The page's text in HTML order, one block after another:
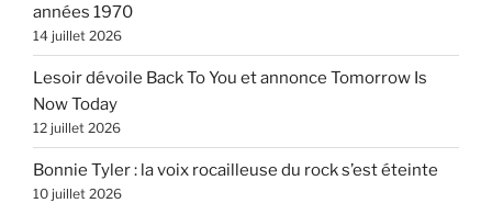
années 1970
14 juillet 2026
Lesoir dévoile Back To You et annonce Tomorrow Is
Now Today
12 juillet 2026
Bonnie Tyler : la voix rocailleuse du rock s’est éteinte
10 juillet 2026